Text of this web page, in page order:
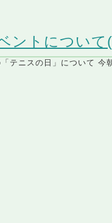
ントについて
テニスの日」について